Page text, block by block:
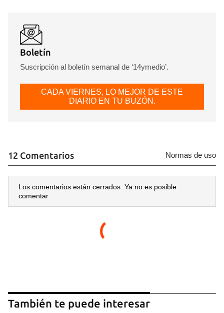
Guardar como favorito
Para poder guardar como favorito, primero has de
iniciar sesión con tu cuenta de 14ymedio.
INICIAR SESIÓN CANCELAR
Boletín
Suscripción al boletín semanal de ‘14ymedio’.
CADA VIERNES, LO MEJOR DE ESTE
DIARIO EN TU BUZÓN.
12 Comentarios Normas de uso
Los comentarios están cerrados. Ya no es posible
comentar
También te puede interesar